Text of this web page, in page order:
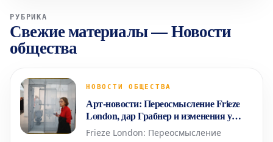
РУБРИКА
Свежие материалы—Новости
общества
НОВОСТИ ОБЩЕСТВА
Арт-новости: Переосмысление Frieze
London, дар Грабнер и изменения у
Gagosian
Frieze London: Переосмысление